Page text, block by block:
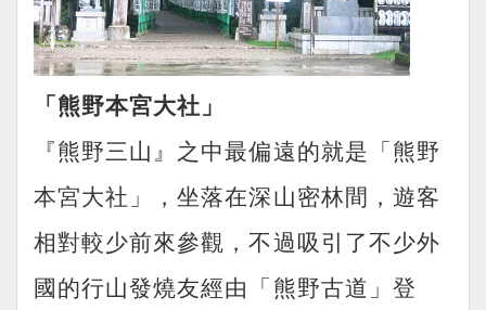
「熊野本宮大社」
『熊野三山』之中最偏遠的就是「熊野
本宮大社」，坐落在深山密林間，遊客
相對較少前來參觀，不過吸引了不少外
國的行山發燒友經由「熊野古道」登